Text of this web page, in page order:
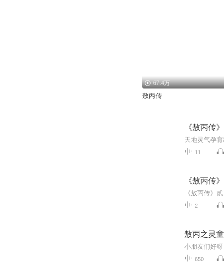
67.4万
敖丙传
《敖丙传》
11
《敖丙传
2
敖丙之灵
650